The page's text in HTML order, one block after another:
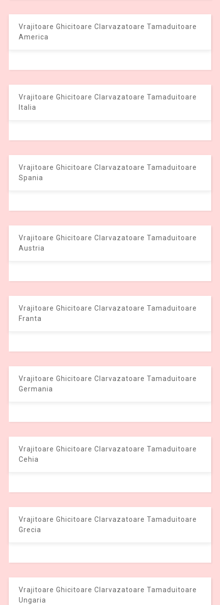
Vrajitoare Ghicitoare Clarvazatoare Tamaduitoare
America
Vrajitoare Ghicitoare Clarvazatoare Tamaduitoare
Italia
Vrajitoare Ghicitoare Clarvazatoare Tamaduitoare
Spania
Vrajitoare Ghicitoare Clarvazatoare Tamaduitoare
Austria
Vrajitoare Ghicitoare Clarvazatoare Tamaduitoare
Franta
Vrajitoare Ghicitoare Clarvazatoare Tamaduitoare
Germania
Vrajitoare Ghicitoare Clarvazatoare Tamaduitoare
Cehia
Vrajitoare Ghicitoare Clarvazatoare Tamaduitoare
Grecia
Vrajitoare Ghicitoare Clarvazatoare Tamaduitoare
Ungaria